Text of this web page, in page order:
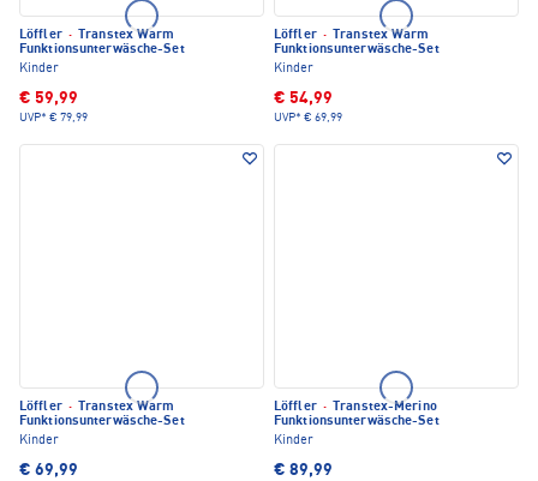
Löffler ·
Transtex Warm
Funktionsunterwäsche-Set
Kinder
€ 59,99
UVP* € 79,99
Löffler ·
Transtex Warm
Funktionsunterwäsche-Set
Kinder
€ 54,99
UVP* € 69,99
Löffler ·
Transtex Warm
Funktionsunterwäsche-Set
Kinder
€ 69,99
Löffler ·
Transtex-Merino
Funktionsunterwäsche-Set
Kinder
€ 89,99